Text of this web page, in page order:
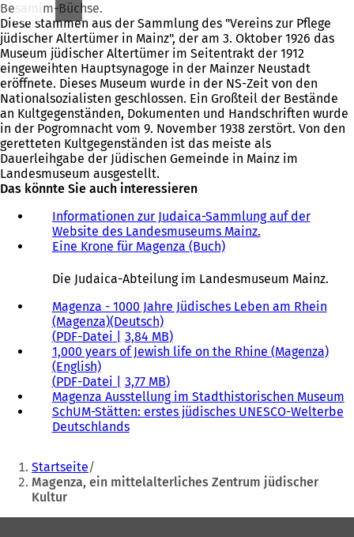
Besamim-Büchse.
Diese stammen aus der Sammlung des "Vereins zur Pflege
jüdischer Altertümer in Mainz", der am 3. Oktober 1926 das
Museum jüdischer Altertümer im Seitentrakt der 1912
eingeweihten Hauptsynagoge in der Mainzer Neustadt
eröffnete. Dieses Museum wurde in der NS-Zeit von den
Nationalsozialisten geschlossen. Ein Großteil der Bestände
an Kultgegenständen, Dokumenten und Handschriften wurde
in der Pogromnacht vom 9. November 1938 zerstört. Von den
geretteten Kultgegenständen ist das meiste als
Dauerleihgabe der Jüdischen Gemeinde in Mainz im
Landesmuseum ausgestellt.
Das könnte Sie auch interessieren
Informationen zur Judaica-Sammlung auf der
Website des Landesmuseums Mainz.
f
e
n
n
e
u
e
T
Eine Krone für Magenza (Buch)
Die Judaica-Abteilung im Landesmuseum Mainz.
Magenza - 1000 Jahre Jüdisches Leben am Rhein
(Magenza)(Deutsch)
PDF-Datei
3,84 MB
1,000 years of Jewish life on the Rhine (Magenza)
(English)
PDF-Datei
3,77 MB
Magenza Ausstellung im Stadthistorischen Museum
n
SchUM-Stätten: erstes jüdisches UNESCO-Welterbe
Deutschlands
Sie
befinden
sich
hier:
Startseite
Magenza, ein mittelalterliches Zentrum jüdischer
Kultur